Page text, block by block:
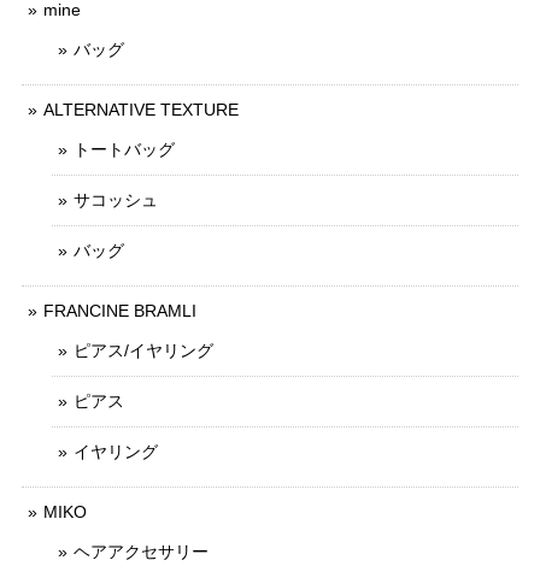
mine
バッグ
ALTERNATIVE TEXTURE
トートバッグ
サコッシュ
バッグ
FRANCINE BRAMLI
ピアス/イヤリング
ピアス
イヤリング
MIKO
ヘアアクセサリー